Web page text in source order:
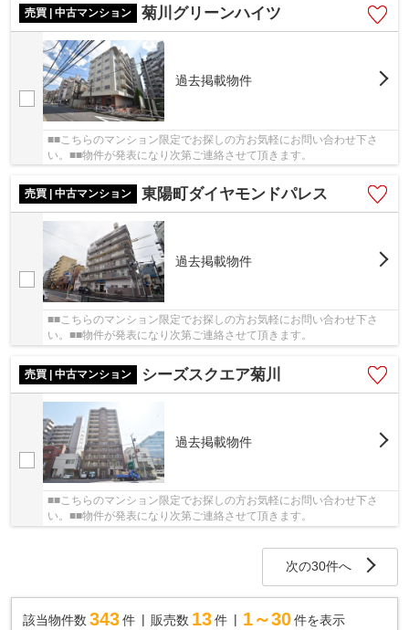
売買 | 中古マンション 菊川グリーンハイツ
過去掲載物件
■■こちらのマンション限定でお探しの方お気軽にお問い合わせ下さ
い。■■物件が発表になり次第ご連絡させて頂きます。
売買 | 中古マンション 東陽町ダイヤモンドパレス
過去掲載物件
■■こちらのマンション限定でお探しの方お気軽にお問い合わせ下さ
い。■■物件が発表になり次第ご連絡させて頂きます。
売買 | 中古マンション シーズスクエア菊川
過去掲載物件
■■こちらのマンション限定でお探しの方お気軽にお問い合わせ下さ
い。■■物件が発表になり次第ご連絡させて頂きます。
次の30件へ
該当物件数 343件 販売数 13 件 1～30 件を表示